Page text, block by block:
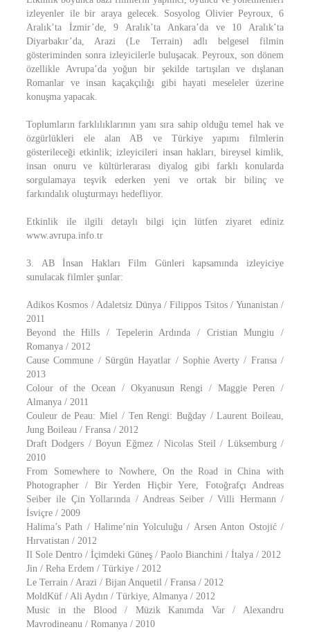
izleyenler ile bir araya gelecek. Sosyolog Olivier Peyroux, 6
Aralık’ta İzmir’de, 9 Aralık’ta Ankara’da ve 10 Aralık’ta
Diyarbakır’da, Arazi (Le Terrain) adlı belgesel filmin
gösteriminden sonra izleyicilerle buluşacak. Peyroux, son dönem
özellikle Avrupa’da yoğun bir şekilde tartışılan ve dışlanan
Romanlar ve insan kaçakçılığı gibi hayati meseleler üzerine
konuşma yapacak.
Toplumların farklılıklarının yanı sıra sahip olduğu temel hak ve
özgürlükleri ele alan AB ve Türkiye yapımı filmlerin
gösterileceği etkinlik; izleyicileri insan hakları, bireysel kimlik,
insan onuru ve kültürlerarası diyalog gibi farklı konularda
sorgulamaya teşvik ederken yeni ve ortak bir bilinç ve
farkındalık oluşturmayı hedefliyor.
Etkinlik ile ilgili detaylı bilgi için lütfen ziyaret ediniz
www.avrupa.info.tr
3. AB İnsan Hakları Film Günleri kapsamında izleyiciye
sunulacak filmler şunlar:
Adikos Kosmos / Adaletsiz Dünya / Filippos Tsitos / Yunanistan /
2011
Beyond the Hills / Tepelerin Ardında / Cristian Mungiu /
Romanya / 2012
Cause Commune / Sürgün Hayatlar / Sophie Averty / Fransa /
2013
Colour of the Ocean / Okyanusun Rengi / Maggie Peren /
Almanya / 2011
Couleur de Peau: Miel / Ten Rengi: Buğday / Laurent Boileau,
Jung Boileau / Fransa / 2012
Draft Dodgers / Boyun Eğmez / Nicolas Steil / Lüksemburg /
2010
From Somewhere to Nowhere, On the Road in China with
Photographer / Bir Yerden Hiçbir Yere, Fotoğrafçı Andreas
Seiber ile Çin Yollarında / Andreas Seiber / Villi Hermann /
İsviçre / 2009
Halima’s Path / Halime’nin Yolculuğu / Arsen Anton Ostojić /
Hırvatistan / 2012
Il Sole Dentro / İçimdeki Güneş / Paolo Bianchini / İtalya / 2012
Jin / Reha Erdem / Türkiye / 2012
Le Terrain / Arazi / Bijan Anquetil / Fransa / 2012
MoldKüf / Ali Aydın / Türkiye, Almanya / 2012
Music in the Blood / Müzik Kanımda Var / Alexandru
Mavrodineanu / Romanya / 2010